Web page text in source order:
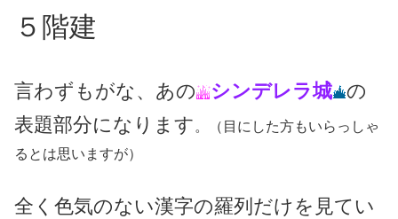
５階建
言わずもがな、あの シンデレラ城
の
表題部分になります 。（目にした方もいらっしゃ
るとは思いますが）
全く色気のない漢字の羅列だけを見てい